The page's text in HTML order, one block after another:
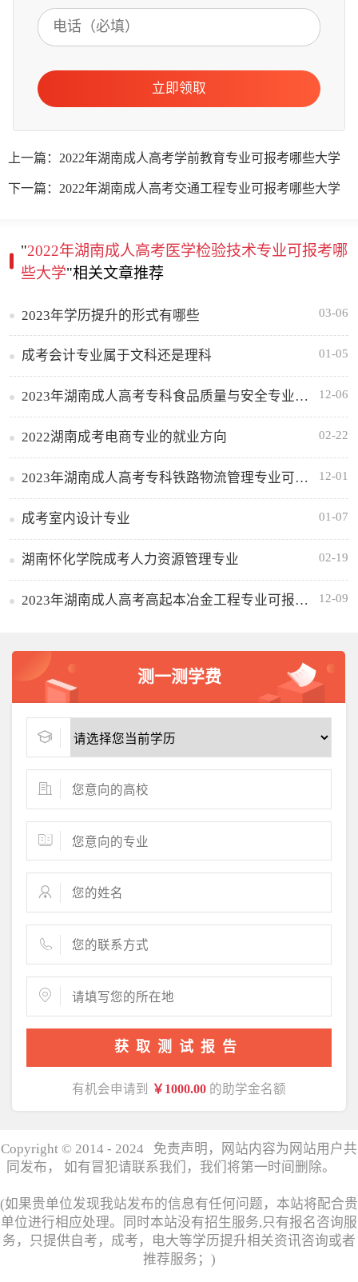
立即领取
上一篇：2022年湖南成人高考学前教育专业可报考哪些大学
下一篇：2022年湖南成人高考交通工程专业可报考哪些大学
"2022年湖南成人高考医学检验技术专业可报考哪
些大学"相关文章推荐
2023年学历提升的形式有哪些 03-06
成考会计专业属于文科还是理科 01-05
2023年湖南成人高考专科食品质量与安全专业可报考哪些大学 12-06
2022湖南成考电商专业的就业方向 02-22
2023年湖南成人高考专科铁路物流管理专业可报考哪些大学 12-01
成考室内设计专业 01-07
湖南怀化学院成考人力资源管理专业 02-19
2023年湖南成人高考高起本冶金工程专业可报考哪些大学 12-09
测一测学费
获取测试报告
有机会申请到 ￥1000.00 的助学金名额
Copyright © 2014 - 2024 免责声明，网站内容为网站用户共
同发布， 如有冒犯请联系我们，我们将第一时间删除。
(如果贵单位发现我站发布的信息有任何问题，本站将配合贵
单位进行相应处理。同时本站没有招生服务,只有报名咨询服
务，只提供自考，成考，电大等学历提升相关资讯咨询或者
推荐服务；)